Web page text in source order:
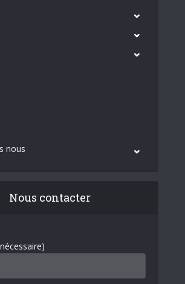
nous
Nous contacter